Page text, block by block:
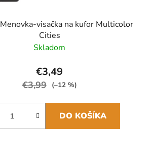
visačka na kufor Multicolor
Cities
Skladom
€3,49
€3,99 (–12 %)
DO KOŠÍKA